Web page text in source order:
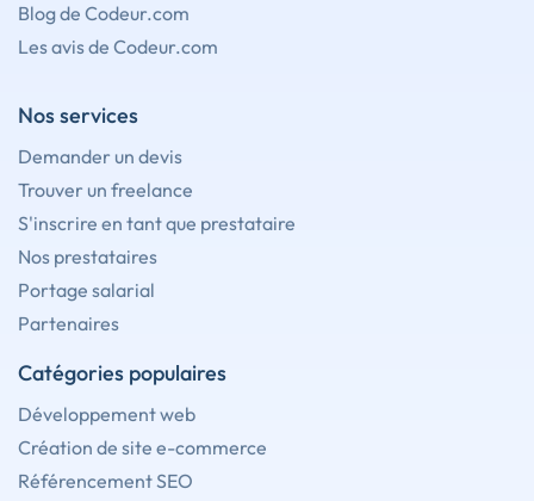
Blog de Codeur.com
Les avis de Codeur.com
Nos services
Demander un devis
Trouver un freelance
S'inscrire en tant que prestataire
Nos prestataires
Portage salarial
Partenaires
Catégories populaires
Développement web
Création de site e-commerce
Référencement SEO